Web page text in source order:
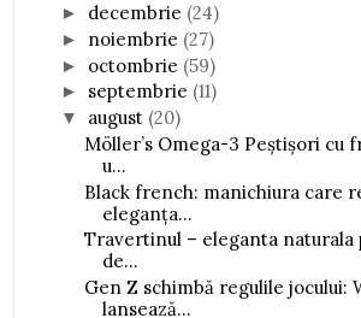
► decembrie (24)
► noiembrie (27)
► octombrie (59)
► septembrie (11)
▼ august (20)
Möller’s Omega-3 Peștișori cu
u...
Black french: manichiura care
eleganța...
Travertinul – eleganta naturala
de...
Gen Z schimbă regulile jocului:
lansează...